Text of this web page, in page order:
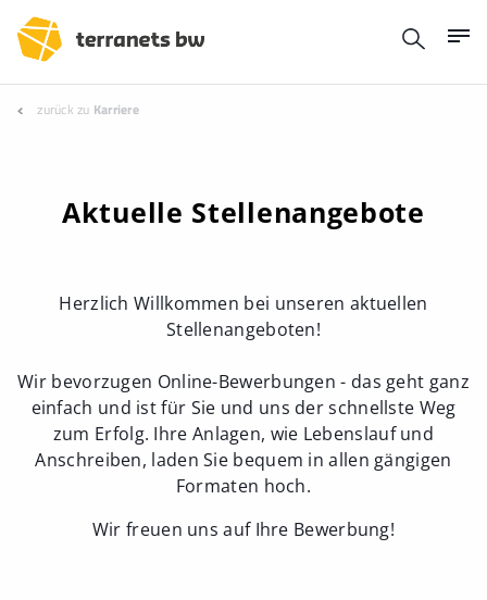
zurück zu Karriere
Aktuelle Stellenangebote
Herzlich Willkommen bei unseren aktuellen
Stellenangeboten!
Wir bevorzugen Online-Bewerbungen - das geht ganz
einfach und ist für Sie und uns der schnellste Weg
zum Erfolg. Ihre Anlagen, wie Lebenslauf und
Anschreiben, laden Sie bequem in allen gängigen
Formaten hoch.
Wir freuen uns auf Ihre Bewerbung!